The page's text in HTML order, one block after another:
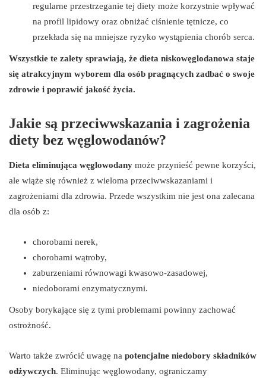
regularne przestrzeganie tej diety może korzystnie wpływać
na profil lipidowy oraz obniżać ciśnienie tętnicze, co
przekłada się na mniejsze ryzyko wystąpienia chorób serca.
Wszystkie te zalety sprawiają, że dieta niskowęglodanowa staje
się atrakcyjnym wyborem dla osób pragnących zadbać o swoje
zdrowie i poprawić jakość życia.
Jakie są przeciwwskazania i zagrożenia
diety bez węglowodanów?
Dieta eliminująca węglowodany może przynieść pewne korzyści,
ale wiąże się również z wieloma przeciwwskazaniami i
zagrożeniami dla zdrowia. Przede wszystkim nie jest ona zalecana
dla osób z:
chorobami nerek,
chorobami wątroby,
zaburzeniami równowagi kwasowo-zasadowej,
niedoborami enzymatycznymi.
Osoby borykające się z tymi problemami powinny zachować
ostrożność.
Warto także zwrócić uwagę na potencjalne niedobory składników
odżywczych. Eliminując węglowodany, ograniczamy